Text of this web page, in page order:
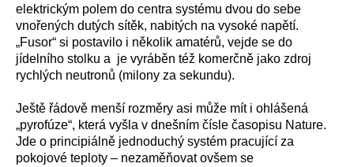
elektrickým polem do centra systému dvou do sebe
vnořených dutých sítěk, nabitých na vysoké napětí.
„Fusor“ si postavilo i několik amatérů, vejde se do
jídelního stolku a je vyráběn též komerčně jako zdroj
rychlých neutronů (milony za sekundu).
Ještě řádově menší rozměry asi může mít i ohlášená
„pyrofúze“, která vyšla v dnešním čísle časopisu Nature.
Jde o principiálně jednoduchý systém pracující za
pokojové teploty – nezaměňovat ovšem se